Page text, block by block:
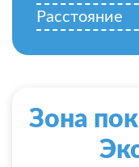
Расстояние
Зона